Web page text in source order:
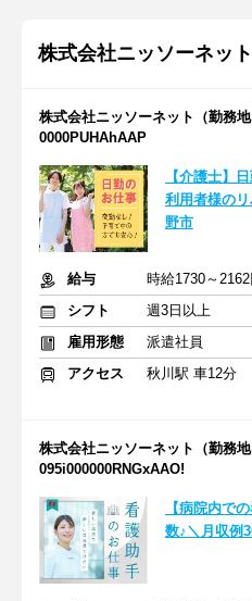
株式会社ニッソーネット
株式会社ニッソーネット（勤務
0000PUHAhAAP
【介護士】
利用者様の
野市
給与
時給1730～
シフト
週3日以上
雇用形態
派遣社員
アクセス
秋川駅 車12分
株式会社ニッソーネット（勤務
095i000000RNGxAAO!
【病院内で
数♪＼月収例